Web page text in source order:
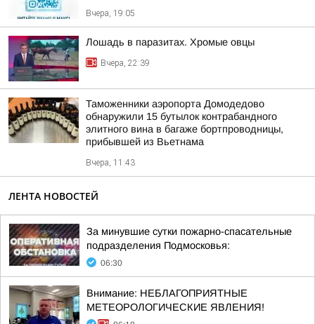
Вчера, 19:05
Лошадь в паразитах. Хромые овцы
Вчера, 22:39
Таможенники аэропорта Домодедово
обнаружили 15 бутылок контрабандного
элитного вина в багаже бортпроводницы,
прибывшей из Вьетнама
Вчера, 11:43
ЛЕНТА НОВОСТЕЙ
За минувшие сутки пожарно-спасательные
подразделения Подмосковья:
06:30
Внимание: НЕБЛАГОПРИЯТНЫЕ
МЕТЕОРОЛОГИЧЕСКИЕ ЯВЛЕНИЯ!